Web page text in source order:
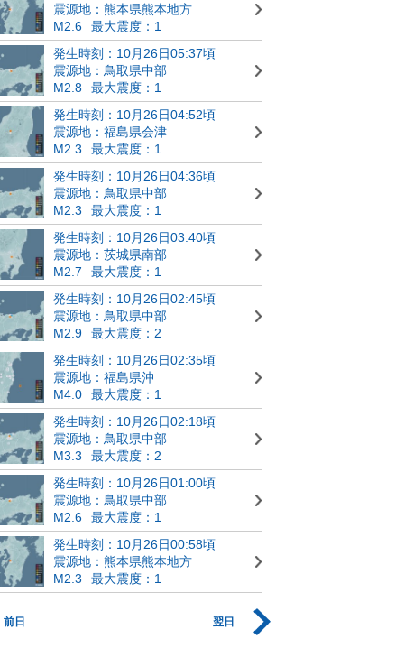
震源地：熊本県熊本地方
M2.6
最大震度：1
発生時刻：10月26日05:37頃
震源地：鳥取県中部
M2.8
最大震度：1
発生時刻：10月26日04:52頃
震源地：福島県会津
M2.3
最大震度：1
発生時刻：10月26日04:36頃
震源地：鳥取県中部
M2.3
最大震度：1
発生時刻：10月26日03:40頃
震源地：茨城県南部
M2.7
最大震度：1
発生時刻：10月26日02:45頃
震源地：鳥取県中部
M2.9
最大震度：2
発生時刻：10月26日02:35頃
震源地：福島県沖
M4.0
最大震度：1
発生時刻：10月26日02:18頃
震源地：鳥取県中部
M3.3
最大震度：2
発生時刻：10月26日01:00頃
震源地：鳥取県中部
M2.6
最大震度：1
発生時刻：10月26日00:58頃
震源地：熊本県熊本地方
M2.3
最大震度：1
前日 翌日